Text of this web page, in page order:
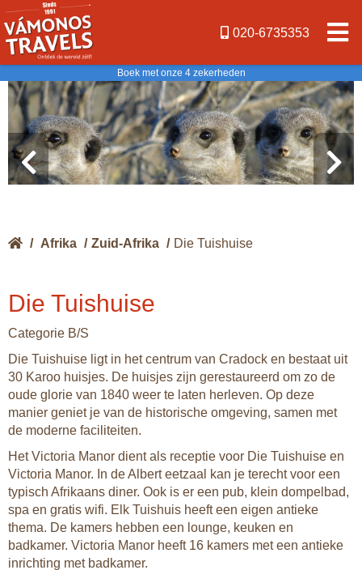
020-6735353
Boek met onze 4 zekerheden
/ Afrika / Zuid-Afrika / Die Tuishuise
Die Tuishuise
Categorie B/S
Die Tuishuise ligt in het centrum van Cradock en bestaat uit
30 Karoo huisjes. De huisjes zijn gerestaureerd om zo de
oude glorie van 1840 weer te laten herleven. Op deze
manier geniet je van de historische omgeving, samen met
de moderne faciliteiten.
Het Victoria Manor dient als receptie voor Die Tuishuise en
Victoria Manor. In de Albert eetzaal kan je terecht voor een
typisch Afrikaans diner. Ook is er een pub, klein dompelbad,
spa en gratis wifi. Elk Tuishuis heeft een eigen antieke
thema. De kamers hebben een lounge, keuken en
badkamer. Victoria Manor heeft 16 kamers met een antieke
inrichting met badkamer.